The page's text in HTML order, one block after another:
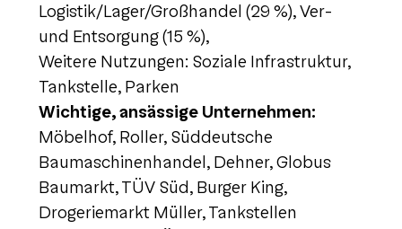
Logistik/Lager/Großhandel (29 %), Ver-
und Entsorgung (15 %),
Weitere Nutzungen: Soziale Infrastruktur,
Tankstelle, Parken
Wichtige, ansässige Unternehmen:
Möbelhof, Roller, Süddeutsche
Baumaschinenhandel, Dehner, Globus
Baumarkt, TÜV Süd, Burger King,
Drogeriemarkt Müller, Tankstellen